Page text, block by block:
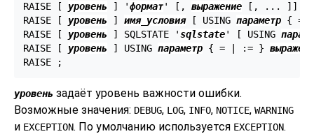
RAISE [ уровень ] 'формат' [ , выражение [ , ... ] ] [
RAISE [
уровень ] имя_условия [ USING параметр { =
RAISE [
уровень ] SQLSTATE 'sqlstate' [ USING
RAISE [
уровень ] USING параметр { = | := }
уровень задаёт уровень важности ошибки.
Возможные значения: DEBUG, LOG, INFO, NOTICE, WARNING
и EXCEPTION. По умолчанию используется EXCEPTION.